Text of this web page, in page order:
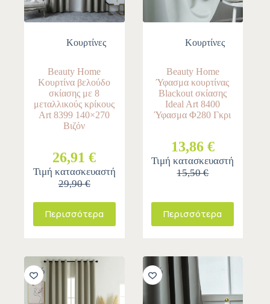
Κουρτίνες
Beauty Home
Κουρτίνα βελούδο
σκίασης με 8
μεταλλικούς κρίκους
Art 8399 140×270
Βιζόν
26,91 €
Τιμή κατασκευαστή
29,90 €
Περισσότερα
Κουρτίνες
Beauty Home
Ύφασμα κουρτίνας
Blackout σκίασης
Ideal Art 8400
Ύφασμα Φ280 Γκρι
13,86 €
Τιμή κατασκευαστή
15,50 €
Περισσότερα
-10% -11%